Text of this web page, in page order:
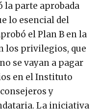
la parte aprobada
lo esencial del
el Plan B en la
los privilegios, que
se vayan a pagar
en el Instituto
y
La iniciativa